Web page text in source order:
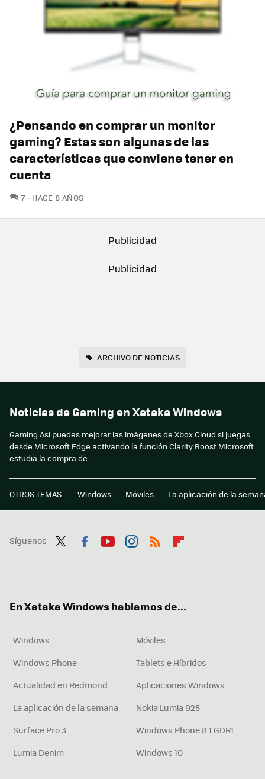
¿Pensando en comprar un monitor
gaming? Estas son algunas de las
características que conviene tener en
cuenta
7COMENTARIOS
HACE 8 AÑOS
ARCHIVO DE NOTICIAS
Noticias de Gaming en Xataka Windows
Gaming:Así puedes mejorar las imágenes de Xbox Cloud si juegas
desde Microsoft Edge activando la función Clarity Boost.Microsoft
estudia la compra de..
OTROS TEMAS: Windows Móviles La aplicación de la
Síguenos
En Xataka Windows hablamos de...
Windows
Móviles
Windows Phone
Tablets e Híbridos
Actualidad en Redmond
Aplicaciones Windows
La aplicación de la semana
Nokia Lumia 925
Surface Pro 3
Windows Phone 8.1 GDR1
Lumia Denim
Windows 10